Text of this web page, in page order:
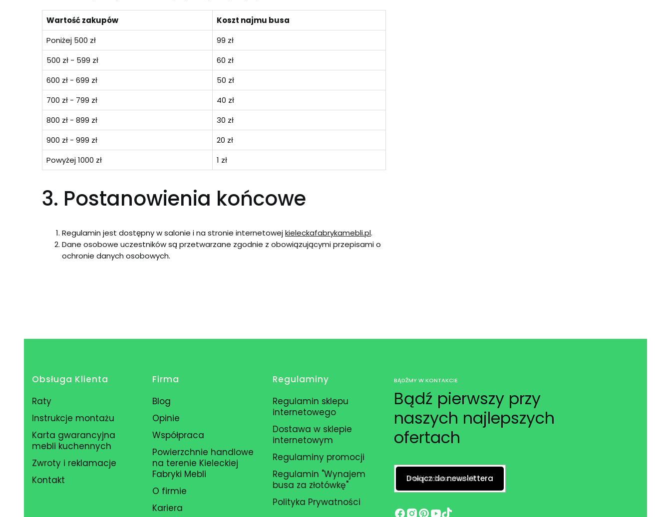
Wartość zakupów
Koszt najmu busa
Poniżej 500 zł
99 zł
500 zł - 599 zł
60 zł
600 zł - 699 zł
50 zł
700 zł - 799 zł
40 zł
800 zł - 899 zł
30 zł
900 zł - 999 zł
20 zł
Powyżej 1000 zł
1 zł
3. Postanowienia końcowe
Regulamin jest dostępny w salonie i na stronie internetowejkieleckafabrykamebli.pl.
Dane osobowe uczestników są przetwarzane zgodnie z obowiązującymi przepisami o
ochronie danych osobowych.
Linki w stopce
Obsługa Klienta
Raty
Instrukcje montażu
Karta gwarancyjna
mebli kuchennych
Zwroty i reklamacje
Kontakt
Firma
Blog
Opinie
Współpraca
Powierzchnie handlowe
na terenie Kieleckiej
Fabryki Mebli
O firmie
Kariera
Regulaminy
Regulamin sklepu
internetowego
Dostawa w sklepie
internetowym
Regulaminy promocji
Regulamin "Wynajem
busa za złotówkę"
Polityka Prywatności
BĄDŹMY W KONTAKCIE
Bądź pierwszy przy
naszych najlepszych
ofertach
Twój adres e-mail
Dołącz do newslettera